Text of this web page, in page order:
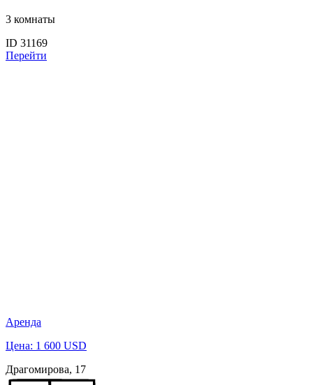
3 комнаты
ID 31169
Перейти
Аренда
Цена: 1 600 USD
Драгомирова, 17